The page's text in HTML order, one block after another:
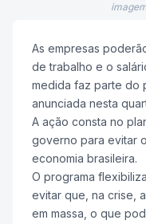
As empresas
de trabalho e o
medida faz parte do
anunciada nesta
A ação consta no
governo para evitar
economia brasileira.
O programa
evitar que, na crise,
em massa, o que